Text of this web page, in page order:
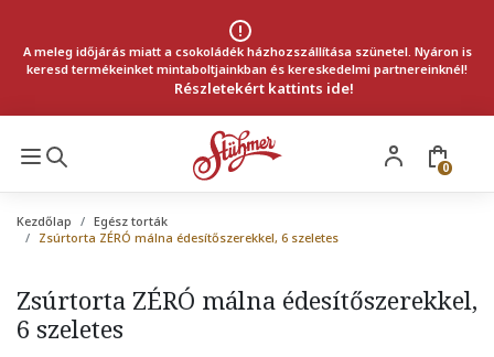
A meleg időjárás miatt a csokoládék házhozszállítása szünetel. Nyáron is
keresd termékeinket mintaboltjainkban és kereskedelmi partnereinknél!
Részletekért kattints ide!
0
Kezdőlap
Egész torták
Zsúrtorta ZÉRÓ málna édesítőszerekkel, 6 szeletes
Zsúrtorta ZÉRÓ málna édesítőszerekkel,
6 szeletes